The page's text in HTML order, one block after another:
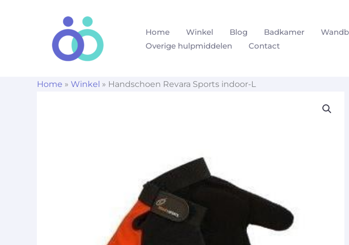
Home Winkel Blog Badkamer
Overige hulpmiddelen
Contact
Home » Winkel » Handschoen Revara Sports indoor-L